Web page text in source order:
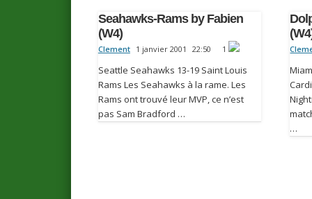
Seahawks-Rams by Fabien
(W4)
Clement 1 janvier 2001 22:50 1
Seattle Seahawks 13-19 Saint Louis
Rams Les Seahawks à la rame. Les
Rams ont trouvé leur MVP, ce n’est
pas Sam Bradford …
…